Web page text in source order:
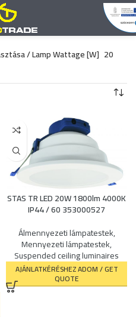
/ Lamp Wattage [W] 20
STAS TR LED 20W 1800lm 4000K
IP44 / 60 353000527
Álmennyezeti lámpatestek,
Mennyezeti lámpatestek,
Suspended ceiling luminaires
AJÁNLATKÉRÉSHEZ ADOM / GET
QUOTE